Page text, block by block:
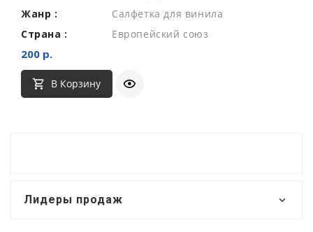
Жанр :
Салфетка для винила
Страна :
Европейский союз
200 р.
В Корзину
Лидеры продаж